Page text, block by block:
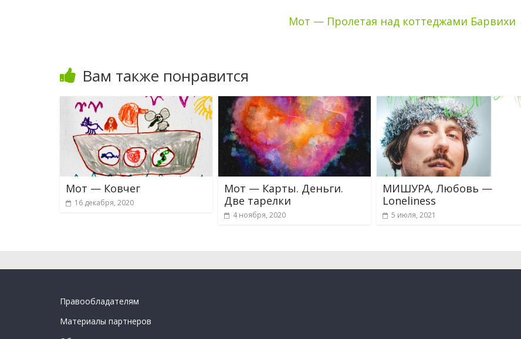
Мот — Пролетая над коттеджами Барвихи
Вам также понравится
Мот — Ковчег
16 декабря, 2020
Мот — Карты. Деньги.
Две тарелки
4 ноября, 2020
МИШУРА, Любовь —
Loneliness
5 июля, 2021
Правообладателям
Материалы партнеров